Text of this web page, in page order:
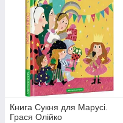
Книга Сукня для Марусі.
Грася Олійко